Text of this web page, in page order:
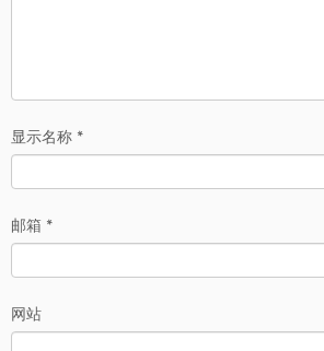
显示名称 *
邮箱 *
网站